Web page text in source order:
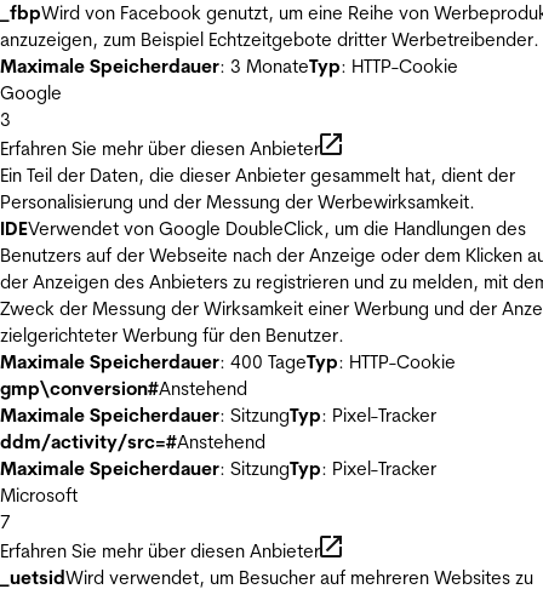
_fbpWird von Facebook genutzt, um eine Reihe von
anzuzeigen, zum Beispiel Echtzeitgebote dritter Werbetreibender.
Maximale Speicherdauer: 3 MonateTyp: HTTP-Cookie
Google
3
Erfahren Sie mehr über diesen Anbieter
Ein Teil der Daten, die dieser Anbieter gesammelt hat, dient der
Personalisierung und der Messung der Werbewirksamkeit.
IDEVerwendet von Google DoubleClick, um die Handlungen des
Benutzers auf der Webseite nach der Anzeige oder dem Klicken
der Anzeigen des Anbieters zu registrieren und zu melden, mit
Zweck der Messung der Wirksamkeit einer Werbung und der
zielgerichteter Werbung für den Benutzer.
Maximale Speicherdauer: 400 TageTyp: HTTP-Cookie
gmp\conversion#Anstehend
Maximale Speicherdauer: SitzungTyp: Pixel-Tracker
ddm/activity/src=#Anstehend
Maximale Speicherdauer: SitzungTyp: Pixel-Tracker
Microsoft
7
Erfahren Sie mehr über diesen Anbieter
_uetsidWird verwendet, um Besucher auf mehreren Websites zu